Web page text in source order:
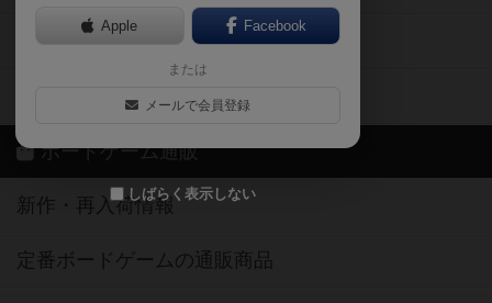
Apple Facebook
または
メールで会員登録
しばらく表示しない
ボードゲーム業界コラム
ボドゲーマご利用案内
ボードゲーム通販
新作・再入荷情報
定番ボードゲームの通販商品